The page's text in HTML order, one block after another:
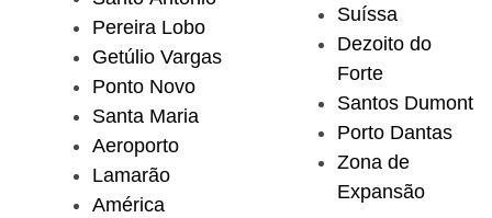
Pereira Lobo
Getúlio Vargas
Ponto Novo
Santa Maria
Aeroporto
Lamarão
América
Suíssa
Dezoito do
Forte
Santos Dumont
Porto Dantas
Zona de
Expansão